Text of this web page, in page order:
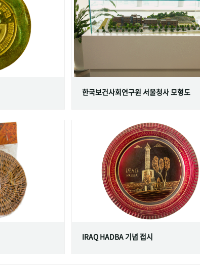
한국보건사회연구원 서울청사 모형도
IRAQ HADBA 기념 접시